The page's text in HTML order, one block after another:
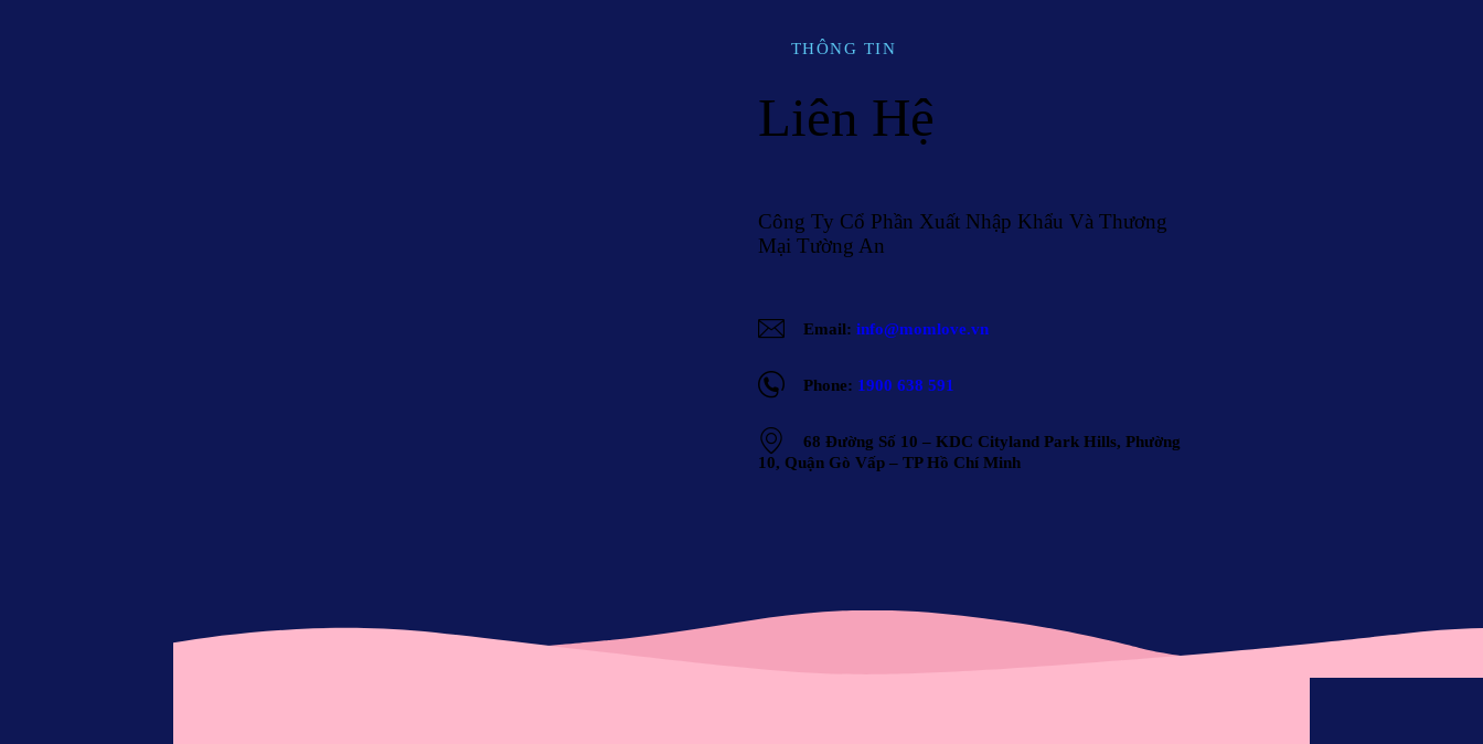
THÔNG TIN
Liên Hệ
Công Ty Cổ Phần Xuất Nhập Khẩu Và Thương
Mại Tường An
Email: info@momlove.vn
Phone: 1900 638 591
68 Đường Số 10 – KDC Cityland Park Hills, Phường
10, Quận Gò Vấp – TP Hồ Chí Minh